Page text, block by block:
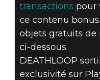
transactions pour
ce contenu
objets gratuits de
ci-dessous.
DEATHLOOP
exclusivité sur